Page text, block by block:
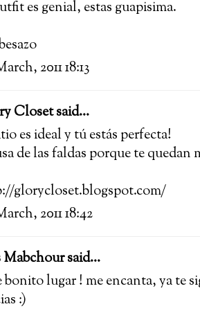
es genial, estas guapisima.
2011 18:13
Closetsaid...
es ideal y tú estás perfecta!
de las faldas porque te quedan
glorycloset.blogspot.com/
2011 18:42
Mabchoursaid...
bonito lugar ! me encanta, ya te
:)